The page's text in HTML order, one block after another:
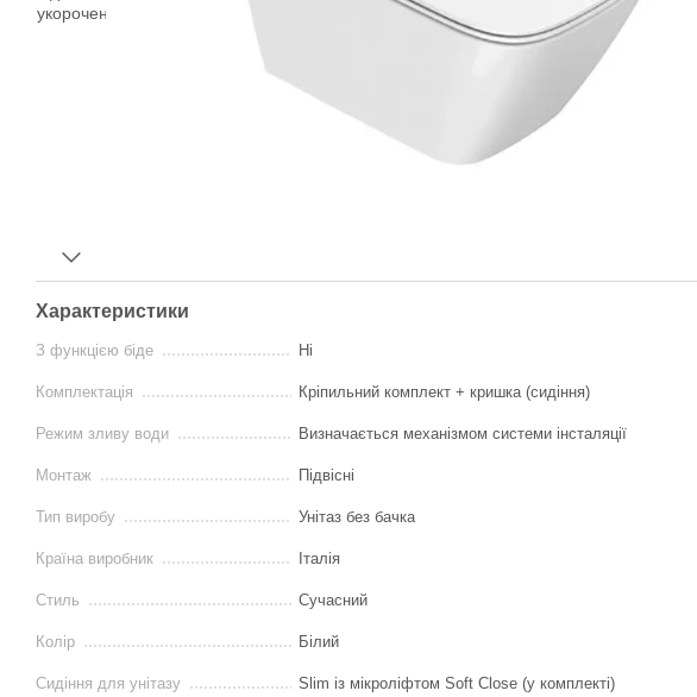
Характеристики
З функцією біде Ні
Комплектація Кріпильний комплект + кришка (сидіння)
Режим зливу води Визначається механізмом системи інсталяції
Монтаж Підвісні
Тип виробу Унітаз без бачка
Країна виробник Італія
Стиль Сучасний
Колір Білий
Сидіння для унітазу Slim із мікроліфтом Soft Close (у комплекті)